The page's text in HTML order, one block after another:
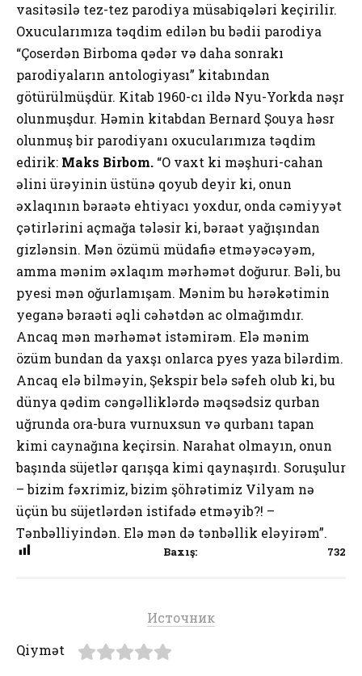
vasitəsilə tez-tez parodiya müsabiqələri keçirilir.
Oxucularımıza təqdim edilən bu bədii parodiya
“Çoserdən Birboma qədər və daha sonrakı
parodiyaların antologiyası” kitabından
götürülmüşdür. Kitab 1960-cı ildə Nyu-Yorkda nəşr
olunmuşdur. Həmin kitabdan Bernard Şouya həsr
olunmuş bir parodiyanı oxucularımıza təqdim
edirik: Maks Birbom. “O vaxt ki məşhuri-cahan
əlini ürəyinin üstünə qoyub deyir ki, onun
əxlaqının bəraətə ehtiyacı yoxdur, onda cəmiyyət
çətirlərini açmağa tələsir ki, bəraət yağışından
gizlənsin. Mən özümü müdafiə etməyəcəyəm,
amma mənim əxlaqım mərhəmət doğurur. Bəli, bu
pyesi mən oğurlamışam. Mənim bu hərəkətimin
yeganə bəraəti əqli cəhətdən ac olmağımdır.
Ancaq mən mərhəmət istəmirəm. Elə mənim
özüm bundan da yaxşı onlarca pyes yaza bilərdim.
Ancaq elə bilməyin, Şekspir belə səfeh olub ki, bu
dünya qədim cəngəlliklərdə məqsədsiz qurban
uğrunda ora-bura vurnuxsun və qurbanı tapan
kimi caynağına keçirsin. Narahat olmayın, onun
başında süjetlər qarışqa kimi qaynaşırdı. Soruşulur
– bizim fəxrimiz, bizim şöhrətimiz Vilyam nə
üçün bu süjetlərdən istifadə etməyib?! –
Tənbəlliyindən. Elə mən də tənbəllik eləyirəm”.
Baxış: 732
Источник
Qiymət